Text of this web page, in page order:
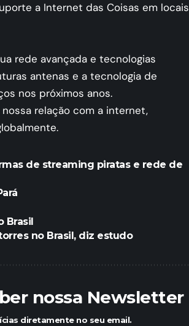
a Internet das Coisas em locais
rede avançada e tecnologias
antenas e a tecnologia de
nos próximos anos.
relação com a internet,
de streaming piratas e rede de
Brasil
no Brasil, diz estudo
nossa Newsletter
diretamente no seu email.